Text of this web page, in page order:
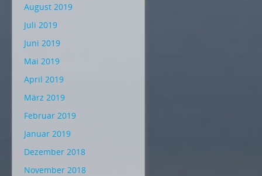
August 2019
Juli 2019
Juni 2019
Mai 2019
April 2019
März 2019
Februar 2019
Januar 2019
Dezember 2018
November 2018